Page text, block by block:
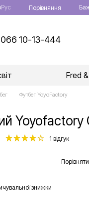
Рус Порівняння
066 10-13-444
Fred
Футбег YoyoFactory
Yoyofactory
1 відгук
Порівняти
знижки